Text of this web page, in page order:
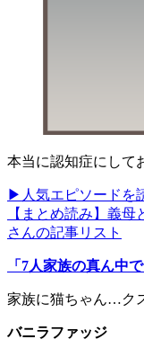
本当に認知症にして
▶人気エピソードを
【まとめ読み】義
さんの記事リスト
「7人家族の真ん中で
家族に猫ちゃん…ク
バニラファッジ